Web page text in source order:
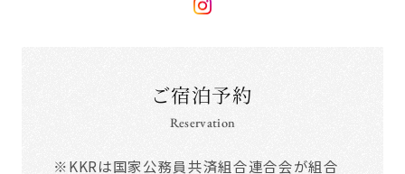
ご宿泊予約
Reservation
※KKRは国家公務員共済組合連合会が組合